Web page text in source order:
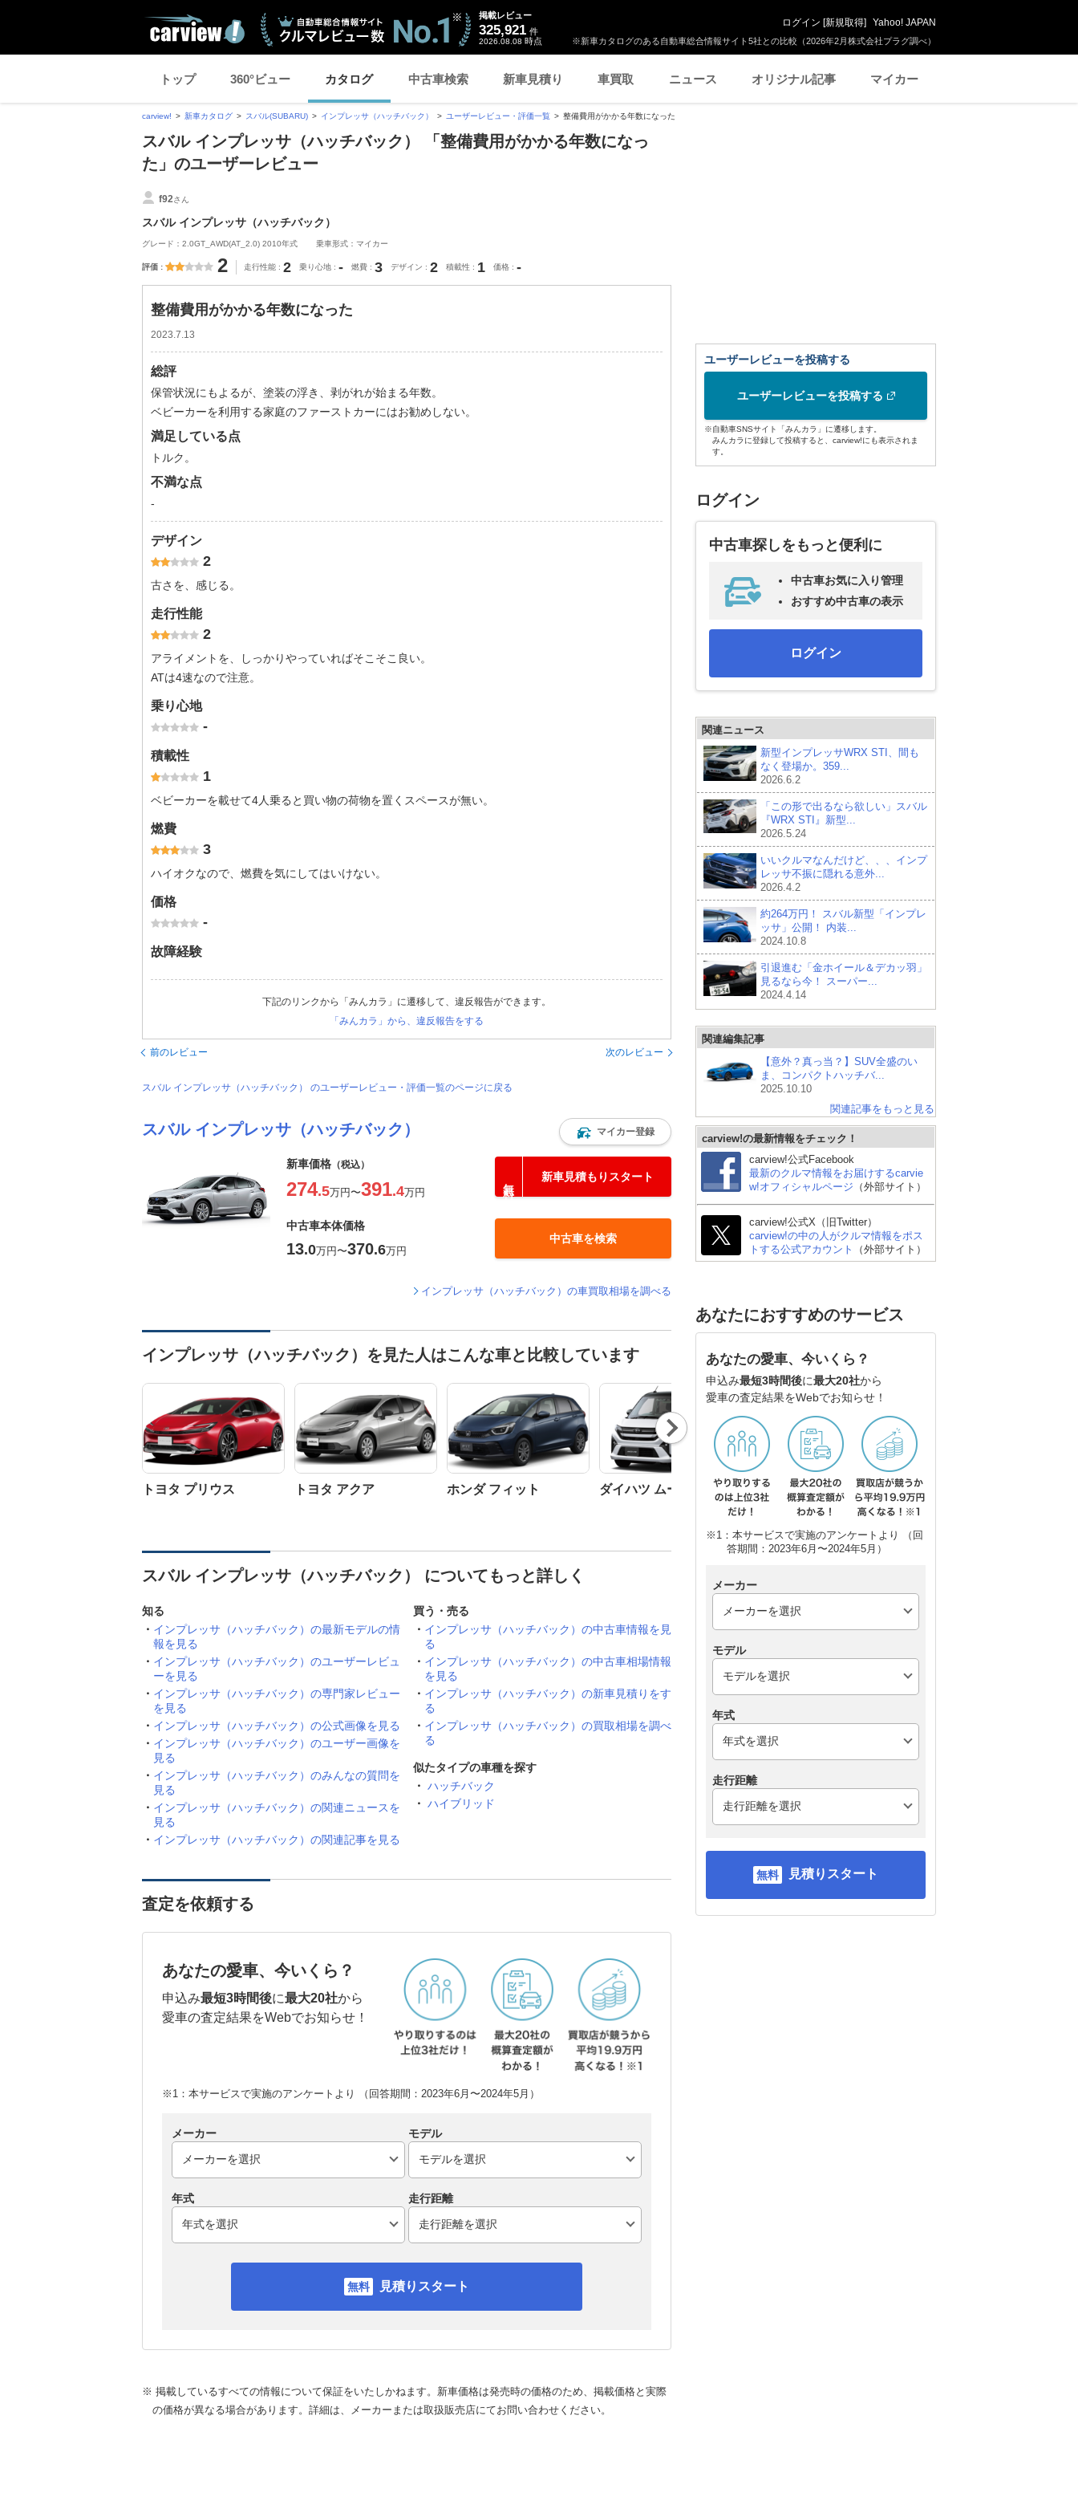
※新車カタログのある自動車総合情報サイト5社との比較（2026年2月株式会社プラグ調べ）
掲載レビュー
325,921 件
2026.08.08 時点
ログイン [新規取得] Yahoo! JAPAN
トップ 360°ビュー カタログ 中古車検索 新車見積り 車買取 ニュース オリジナル記事 マイカー
carview! 新車カタログ スバル(SUBARU) インプレッサ（ハッチバック） ユーザーレビュー・評価一覧 整備費用がかかる年数になった
スバル インプレッサ（ハッチバック） 「整備費用がかかる年数になっ
た」のユーザーレビュー
f92さん
スバル インプレッサ（ハッチバック）
グレード：2.0GT_AWD(AT_2.0) 2010年式 乗車形式：マイカー
評価 2 走行性能 2 乗り心地 - 燃費 3 デザイン 2 積載性 1 価格 -
整備費用がかかる年数になった
2023.7.13
総評
保管状況にもよるが、塗装の浮き、剥がれが始まる年数。
ベビーカーを利用する家庭のファーストカーにはお勧めしない。
満足している点
トルク。
不満な点
-
デザイン
2
古さを、感じる。
走行性能
2
アライメントを、しっかりやっていればそこそこ良い。
ATは4速なので注意。
乗り心地
-
積載性
1
ベビーカーを載せて4人乗ると買い物の荷物を置くスペースが無い。
燃費
3
ハイオクなので、燃費を気にしてはいけない。
価格
-
故障経験
下記のリンクから「みんカラ」に遷移して、違反報告ができます。
「みんカラ」から、違反報告をする
前のレビュー 次のレビュー
スバル インプレッサ（ハッチバック） のユーザーレビュー・評価一覧のページに戻る
スバル インプレッサ（ハッチバック） マイカー登録
新車価格 （税込）
274.5万円〜391.4万円
新車見積もりスタート
中古車本体価格
13.0万円〜370.6万円
中古車を検索
インプレッサ（ハッチバック）の車買取相場を調べる
インプレッサ（ハッチバック）を見た人はこんな車と比較しています
トヨタ プリウス トヨタ アクア ホンダ フィット ダイハツ ムーヴ スズキ アルト スズキ スイフト
Nex
t
スバル インプレッサ（ハッチバック） についてもっと詳しく
知る
インプレッサ（ハッチバック）の最新モデルの情
報を見る
インプレッサ（ハッチバック）のユーザーレビュ
ーを見る
インプレッサ（ハッチバック）の専門家レビュー
を見る
インプレッサ（ハッチバック）の公式画像を見る
インプレッサ（ハッチバック）のユーザー画像を
見る
インプレッサ（ハッチバック）のみんなの質問を
見る
インプレッサ（ハッチバック）の関連ニュースを
見る
インプレッサ（ハッチバック）の関連記事を見る
買う・売る
インプレッサ（ハッチバック）の中古車情報を見
る
インプレッサ（ハッチバック）の中古車相場情報
を見る
インプレッサ（ハッチバック）の新車見積りをす
る
インプレッサ（ハッチバック）の買取相場を調べ
る
似たタイプの車種を探す
ハッチバック
ハイブリッド
査定を依頼する
あなたの愛車、今いくら？
申込み最短3時間後に最大20社から
愛車の査定結果をWebでお知らせ！
※1：本サービスで実施のアンケートより （回答期間：2023年6月〜2024年5月）
メーカー モデル
年式 走行距離
見積りスタート
※ 掲載しているすべての情報について保証をいたしかねます。新車価格は発売時の価格のため、掲載価格と実際
の価格が異なる場合があります。詳細は、メーカーまたは取扱販売店にてお問い合わせください。
ユーザーレビューを投稿する
ユーザーレビューを投稿する
※自動車SNSサイト「みんカラ」に遷移します。
みんカラに登録して投稿すると、carview!にも表示されま
す。
ログイン
中古車探しをもっと便利に
中古車お気に入り管理
おすすめ中古車の表示
ログイン
関連ニュース
新型インプレッサWRX STI、間も
なく登場か。359...
2026.6.2
「この形で出るなら欲しい」スバル
『WRX STI』新型...
2026.5.24
いいクルマなんだけど、、、インプ
レッサ不振に隠れる意外...
2026.4.2
約264万円！ スバル新型「インプレ
ッサ」公開！ 内装...
2024.10.8
引退進む「金ホイール＆デカッ羽」
見るなら今！ スーパー...
2024.4.14
関連編集記事
【意外？真っ当？】SUV全盛のい
ま、コンパクトハッチバ...
2025.10.10
関連記事をもっと見る
carview!の最新情報をチェック！
carview!公式Facebook
最新のクルマ情報をお届けするcarvie
w!オフィシャルページ （外部サイト）
carview!公式X（旧Twitter）
carview!の中の人がクルマ情報をポス
トする公式アカウント
（外部サイト）
あなたにおすすめのサービス
あなたの愛車、今いくら？
申込み最短3時間後に最大20社から
愛車の査定結果をWebでお知らせ！
※1：本サービスで実施のアンケートより （回
答期間：2023年6月〜2024年5月）
メーカー
モデル
年式
走行距離
見積りスタート